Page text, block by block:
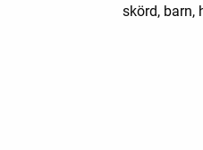
skörd, barn,